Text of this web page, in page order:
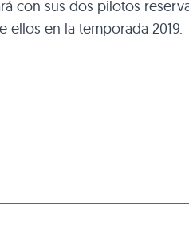
con sus dos pilotos
en la temporada 2019.